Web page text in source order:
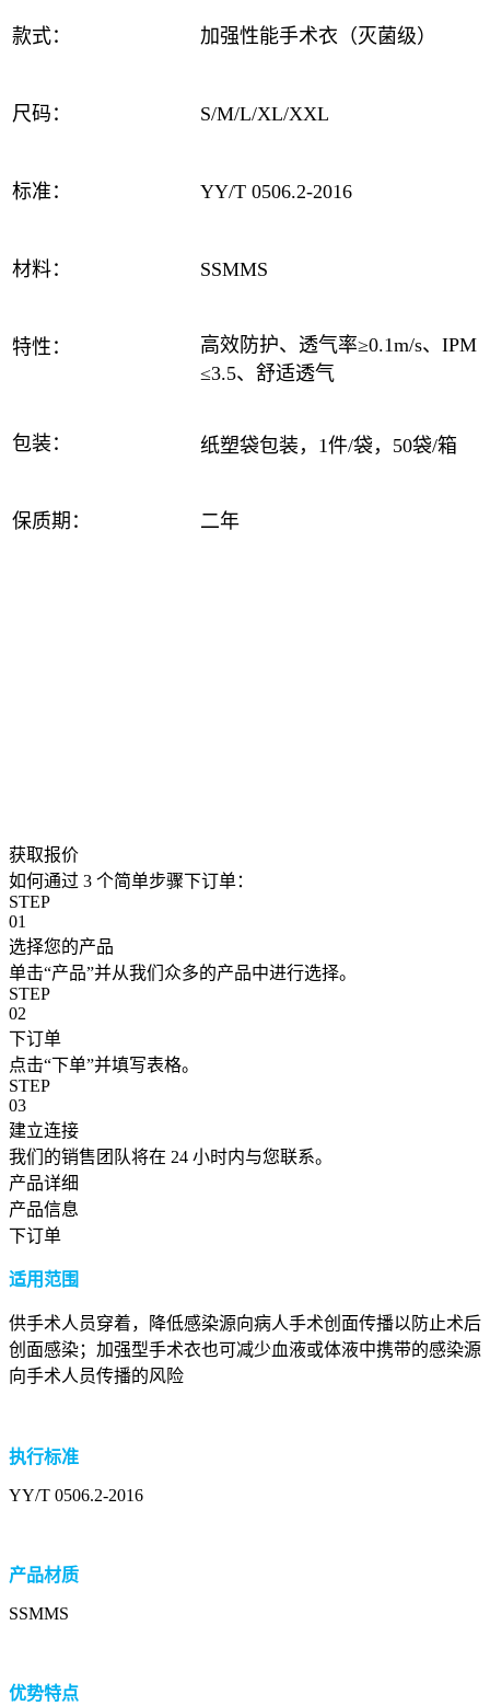
款式： 加强性能手术衣（灭菌级）
尺码： S/M/L/XL/XXL
标准： YY/T 0506.2-2016
材料： SSMMS
特性：
高效防护、透气率≥0.1m/s、IPM
≤3.5、舒适透气
包装： 纸塑袋包装，1件/袋，50袋/箱
保质期： 二年
获取报价
如何通过 3 个简单步骤下订单：
STEP
01
选择您的产品
单击“产品”并从我们众多的产品中进行选择。
STEP
02
下订单
点击“下单”并填写表格。
STEP
03
建立连接
我们的销售团队将在 24 小时内与您联系。
产品详细
产品信息
下订单
适用范围
供手术人员穿着，降低感染源向病人手术创面传播以防止术后
创面感染；加强型手术衣也可减少血液或体液中携带的感染源
向手术人员传播的风险
执行标准
YY/T 0506.2-2016
产品材质
SSMMS
优势特点